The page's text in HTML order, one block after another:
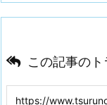
この記事の